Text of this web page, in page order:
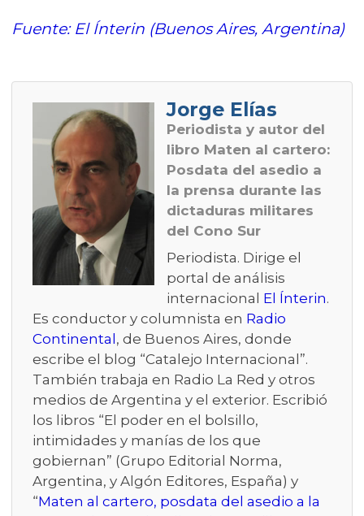
Fuente: El Ínterin (Buenos Aires, Argentina)
Jorge Elías
Periodista y autor del
libro Maten al cartero:
Posdata del asedio a
la prensa durante las
dictaduras militares
del Cono Sur
Periodista. Dirige el
portal de análisis
internacional El Ínterin.
Es conductor y columnista en Radio
Continental , de Buenos Aires, donde
escribe el blog “Catalejo Internacional”.
También trabaja en Radio La Red y otros
medios de Argentina y el exterior. Escribió
los libros “El poder en el bolsillo,
intimidades y manías de los que
gobiernan” (Grupo Editorial Norma,
Argentina, y Algón Editores, España) y
“Maten al cartero, posdata del asedio a la